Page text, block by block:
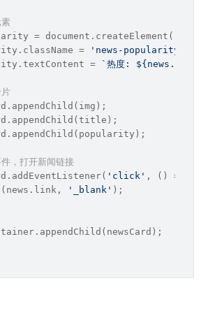
= document .createElement(
=
'news-popularity'
=
`热度:
，打开新闻链接
'click' , () =>
'_blank' );